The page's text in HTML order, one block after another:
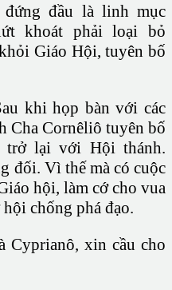
đầu là linh mục
khoát phải loại bỏ
Giáo Hội, tuyên bố
khi họp bàn với các
Cha Cornêliô tuyên bố
trở lại với Hội thánh.
đối. Vì thế mà có cuộc
hội, làm cớ cho vua
chống phá đạo.
Cyprianô, xin cầu cho